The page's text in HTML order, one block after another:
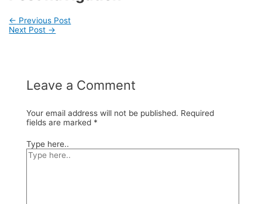
← Previous Post
Next Post →
Leave a Comment
Your email address will not be published. Required
fields are marked *
Type here..